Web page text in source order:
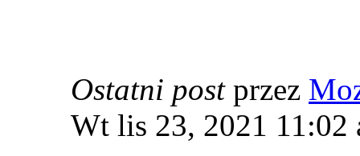
Ostatni postprzez
Wt lis 23, 2021 11:02